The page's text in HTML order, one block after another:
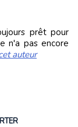
prêt pour
n'a pas encore
auteur